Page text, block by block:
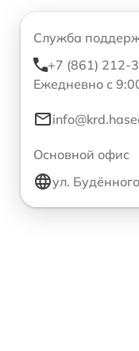
Служба
+7 (861) 212-
Ежедневно с
Основной офис
ул.